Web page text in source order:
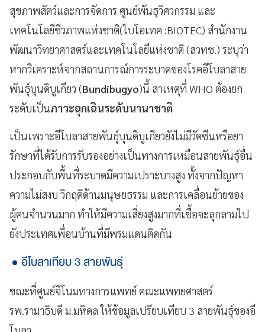
สุขภาพสัตว์และการจัดการ ศูนย์พันธุวิศวกรรม และ
เทคโนโลยีชีวภาพแห่งชาติ(ไบโอเทค :BIOTEC) สำนักงาน
พัฒนาวิทยาศาสตร์และเทคโนโลยีแห่งชาติ (สวทช.) ระบุว่า
หากวิเคราะห์จากสถานการณ์การระบาดของโรคอีโบลาสาย
พันธุ์บุนดิบูเกียว (Bundibugyo)นี้ สาเหตุที่ WHO ต้องยก
ระดับเป็นภาวะฉุกเฉินระดับนานาชาติ
เป็นเพราะอีโบลาสายพันธุ์บุนดิบูเกียวยังไม่มีวัคซีนหรือยา
รักษาที่ได้รับการรับรองอย่างเป็นทางการเหมือนสายพันธุ์อื่น
ประกอบกับพื้นที่ระบาดมีความเปราะบางสูง ทั้งจากปัญหา
ความไม่สงบ วิกฤติด้านมนุษยธรรม และการเคลื่อนย้ายของ
ผู้คนจำนวนมาก ทำให้มีความเสี่ยงสูงมากที่เชื้อจะลุกลามไป
ยังประเทศเพื่อนบ้านที่มีพรมแดนติดกัน
อีโบลาเทียบ 3 สายพันธุ์
ขณะที่ศูนย์จีโนมทางการแพทย์ คณะแพทยศาสตร์
รพ.รามาธิบดี ม.มหิดล ให้ข้อมูลเปรียบเทียบ 3 สายพันธุ์ของอี